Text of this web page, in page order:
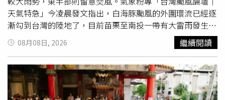
可能持續並往西北部沿海擴大，也可能影響台東及西南部沿
海。目前氣象署發布陸上強風燈號，苗栗以北、基隆北海
岸、宜蘭、台東、屏東、南投，以及澎湖、馬祖等地，為平
均風6級、陣風8級黃色燈號，未來兩天陣風還可能增強至9
級。颱風風力預測。（圖／氣象署提供）依現行規定，山區
累積雨量達200毫米，即符合雨量方面的參考條件。對此，
桃園市山區、 新竹縣山區、苗栗縣山區、台中市山區，未來
24小時累積雨量預測達停班停課參考基準。依《天然災害停
天氣特急」今凌晨發文指出，白海豚颱風的外圍環流已經逐
漸勾到台灣的陸地了，目前苗栗至南投一帶有大雷雨發生，
新竹
以北也有些間歇性的陣雨發生，宜蘭則是位於背風面，
出現沉降高溫，凌晨2點的溫度已經達到32.3度。󠀠粉專續
稱，由於海豚颱風有雙眼牆的結構，內外眼牆會相互旋繞，
因此路徑上會有些擺盪，不過大方向仍是朝西北西方向前
進，「提醒大家今明兩天是白海豚颱風最靠近台灣的時刻，
北部及西半部山區都要留意較大雨勢，東半部則要留意焚
08月08日, 2026 繼續閱讀